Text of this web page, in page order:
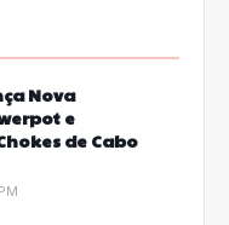
Nova
e
de Cabo